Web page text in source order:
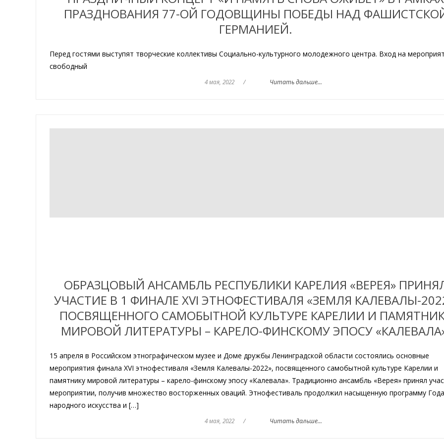
ПРАЗДНОВАНИЯ 77-ОЙ ГОДОВЩИНЫ ПОБЕДЫ НАД
ГЕРМАНИЕЙ.
Перед гостями выступят творческие коллективы Социально-культурного молодежного центра. Вход на
свободный
4 мая, 2022 / Читать дальше...
ОБРАЗЦОВЫЙ АНСАМБЛЬ РЕСПУБЛИКИ КАРЕЛИЯ «ВЕРЕЯ»
УЧАСТИЕ В 1 ФИНАЛЕ XVI ЭТНОФЕСТИВАЛЯ «ЗЕМЛЯ КАЛЕВАЛЫ-
ПОСВЯЩЕННОГО САМОБЫТНОЙ КУЛЬТУРЕ КАРЕЛИИ И
МИРОВОЙ ЛИТЕРАТУРЫ – КАРЕЛО-ФИНСКОМУ ЭПОСУ
15 апреля в Российском этнографическом музее и Доме дружбы Ленинградской области состоялись основные
мероприятия финала XVI этнофестиваля «Земля Калевалы-2022», посвященного самобытной культуре Карелии и
памятнику мировой литературы – карело-финскому эпосу «Калевала». Традиционно ансамбль «Верея» принял
мероприятии, получив множество восторженных оваций. Этнофестиваль продолжил насыщенную программу Года
народного искусства и […]
4 мая, 2022 / Читать дальше...